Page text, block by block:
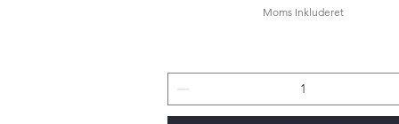
Moms Inkluderet